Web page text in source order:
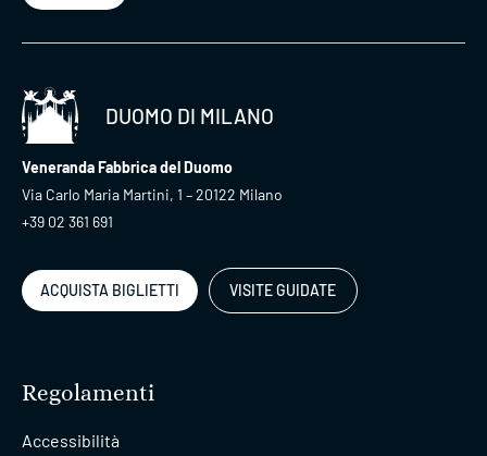
DUOMO DI MILANO
Veneranda Fabbrica del Duomo
Via Carlo Maria Martini, 1 – 20122 Milano
+39 02 361 691
ACQUISTA BIGLIETTI VISITE GUIDATE
Regolamenti
Accessibilità